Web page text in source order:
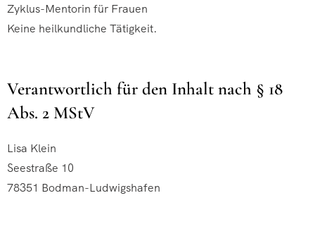
Zyklus-Mentorin für Frauen
Keine heilkundliche Tätigkeit.
Verantwortlich für den Inhalt nach § 18
Abs. 2 MStV
Lisa Klein
Seestraße 10
78351 Bodman-Ludwigshafen